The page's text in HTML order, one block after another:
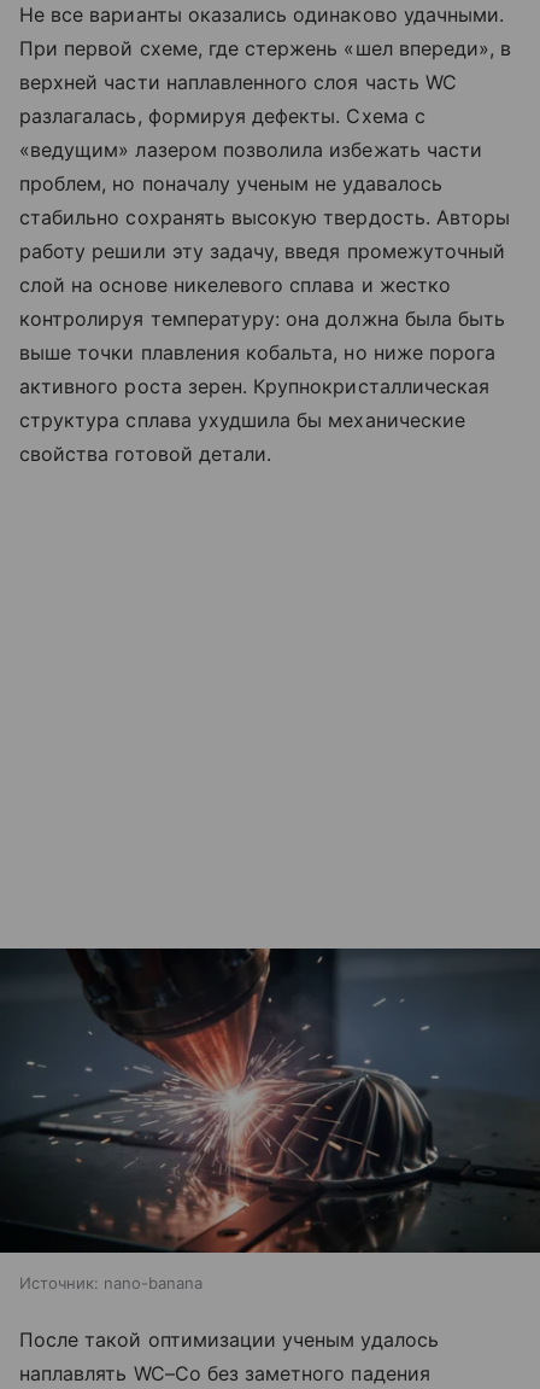
Не все варианты оказались одинаково удачными.
При первой схеме, где стержень «шел впереди», в
верхней части наплавленного слоя часть WC
разлагалась, формируя дефекты. Схема с
«ведущим» лазером позволила избежать части
проблем, но поначалу ученым не удавалось
стабильно сохранять высокую твердость. Авторы
работу решили эту задачу, введя промежуточный
слой на основе никелевого сплава и жестко
контролируя температуру: она должна была быть
выше точки плавления кобальта, но ниже порога
активного роста зерен. Крупнокристаллическая
структура сплава ухудшила бы механические
свойства готовой детали.
Источник: nano-banana
После такой оптимизации ученым удалось
наплавлять WC–Co без заметного падения